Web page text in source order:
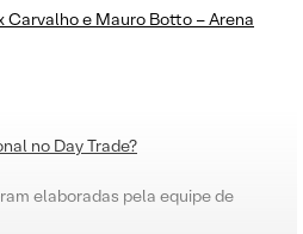
Carvalho e Mauro Botto – Arena
no Day Trade?
elaboradas pela equipe de